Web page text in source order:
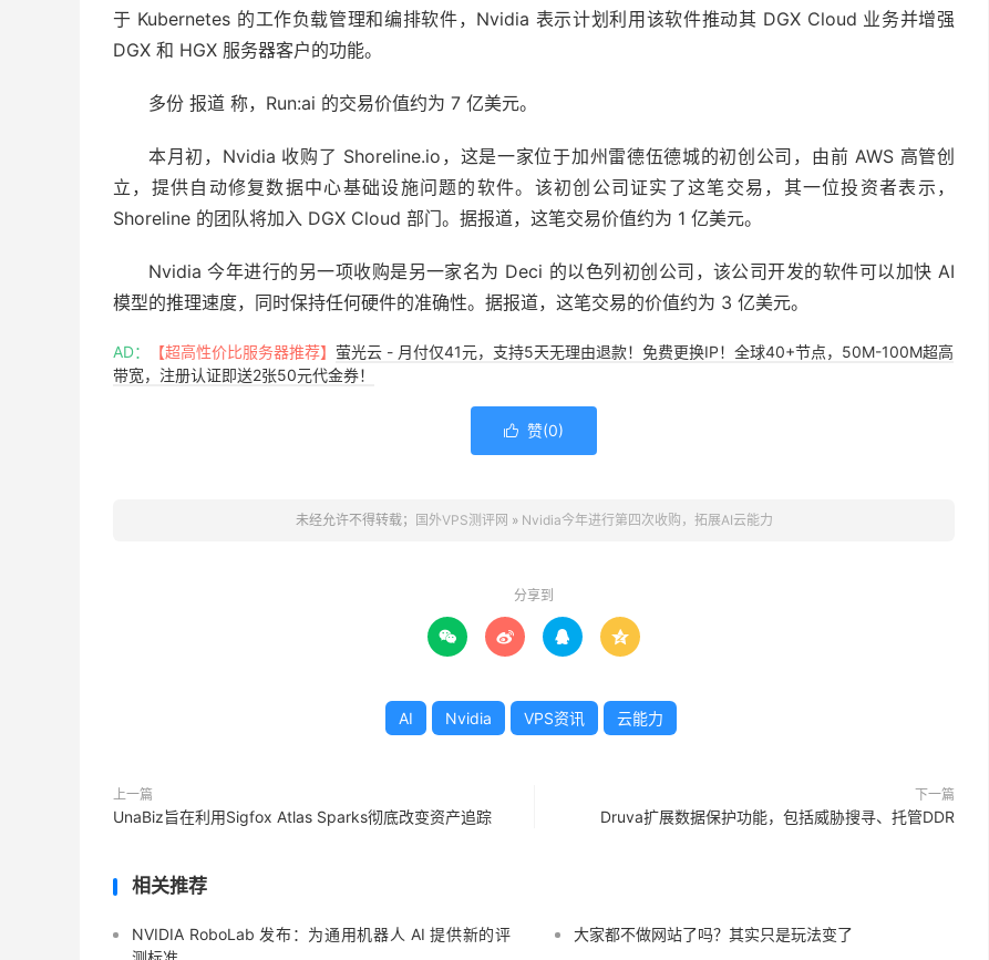
于 Kubernetes 的工作负载管理和编排软件，Nvidia 表示计划利用该软件推动其 DGX Cloud 业务并增强
DGX 和 HGX 服务器客户的功能。
多份 报道 称，Run:ai 的交易价值约为 7 亿美元。
本月初，Nvidia 收购了 Shoreline.io，这是一家位于加州雷德伍德城的初创公司，由前 AWS 高管创
立，提供自动修复数据中心基础设施问题的软件。该初创公司证实了这笔交易，其一位投资者表示，
Shoreline 的团队将加入 DGX Cloud 部门。据报道，这笔交易价值约为 1 亿美元。
Nvidia 今年进行的另一项收购是另一家名为 Deci 的以色列初创公司，该公司开发的软件可以加快 AI
模型的推理速度，同时保持任何硬件的准确性。据报道，这笔交易的价值约为 3 亿美元。
AD： 【超高性价比服务器推荐】 萤光云 - 月付仅41元，支持5天无理由退款！免费更换IP！全球40+节点，50M-100M超高
带宽，注册认证即送2张50元代金券！
 赞(0)
未经允许不得转载； 国外VPS测评网 » Nvidia今年进行第四次收购，拓展AI云能力
分享到
   
AI Nvidia VPS资讯 云能力
上一篇
UnaBiz旨在利用Sigfox Atlas Sparks彻底改变资产追踪
下一篇
Druva扩展数据保护功能，包括威胁搜寻、托管DDR
相关推荐
NVIDIA RoboLab 发布：为通用机器人 AI 提供新的评
大家都不做网站了吗？其实只是玩法变了